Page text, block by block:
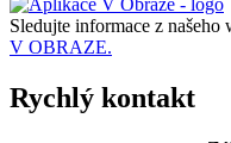
Sledujte informace z našeho
V OBRAZE.
Rychlý kontakt